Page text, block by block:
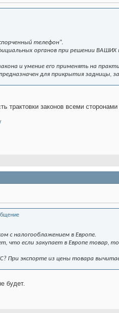
телефон".
органов при решении ВАШИХ
и умение его применять на
для прикрытия задницы,
трактовки законов всеми сторонами
с налогооблажением в Европе.
что если закупает в Европе товар,
При экспорте из цены товара
будет.